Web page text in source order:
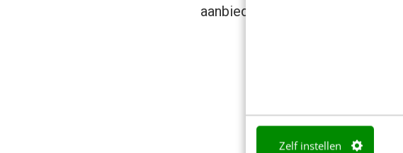
Zelf instellen
aanbieding ondertussen is